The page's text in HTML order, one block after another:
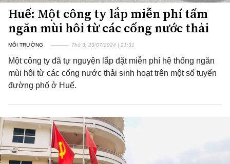
Huế: Một công ty lắp miễn phí tấm
ngăn mùi hôi từ các cống nước thải
MÔI TRƯỜNG Thứ 3, 23/07/2024 | 21:31
Một công ty đã tự nguyện lắp đặt miễn phí hệ thống ngăn
mùi hôi từ các cống nước thải sinh hoạt trên một số tuyến
đường phố ở Huế.